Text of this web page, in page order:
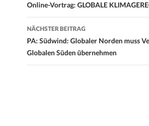
Navigation
Online-Vortrag: GLOBALE
NÄCHSTER BEITRAG
PA: Südwind: Globaler Norden muss
Globalen Süden übernehmen